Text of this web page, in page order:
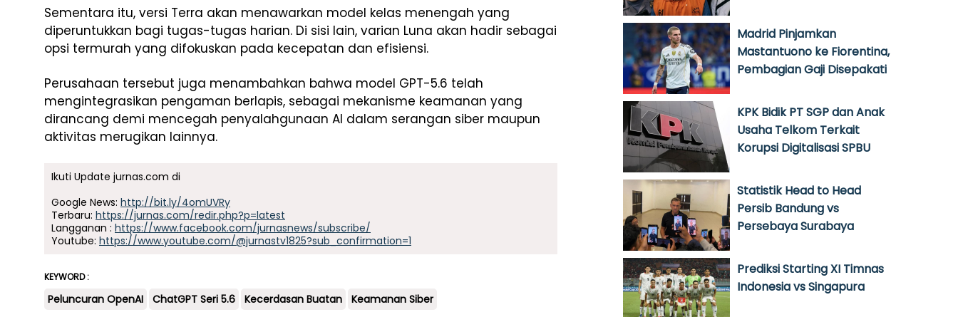
Sementara itu, versi Terra akan menawarkan model kelas menengah yang
diperuntukkan bagi tugas-tugas harian. Di sisi lain, varian Luna akan hadir sebagai
opsi termurah yang difokuskan pada kecepatan dan efisiensi.
Perusahaan tersebut juga menambahkan bahwa model GPT-5.6 telah
mengintegrasikan pengaman berlapis, sebagai mekanisme keamanan yang
dirancang demi mencegah penyalahgunaan AI dalam serangan siber maupun
aktivitas merugikan lainnya.
Ikuti Update jurnas.com di
Google News: http://bit.ly/4omUVRy
Terbaru: https://jurnas.com/redir.php?p=latest
Langganan : https://www.facebook.com/jurnasnews/subscribe/
Youtube: https://www.youtube.com/@jurnastv1825?sub_confirmation=1
KEYWORD :
Peluncuran OpenAI ChatGPT Seri 5.6 Kecerdasan Buatan Keamanan Siber
Madrid Pinjamkan
Mastantuono ke Fiorentina,
Pembagian Gaji Disepakati
KPK Bidik PT SGP dan Anak
Usaha Telkom Terkait
Korupsi Digitalisasi SPBU
Statistik Head to Head
Persib Bandung vs
Persebaya Surabaya
Prediksi Starting XI Timnas
Indonesia vs Singapura